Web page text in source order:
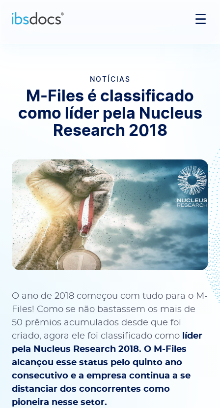
Pular para o conteúdo ☰
NOTÍCIAS
M-Files é classificado
como líder pela Nucleus
Research 2018
O ano de 2018 começou com tudo para o M-
Files! Como se não bastassem os mais de
50 prêmios acumulados desde que foi
criado, agora ele foi classificado como
líder
pela Nucleus Research 2018. O M-Files
alcançou esse status pelo quinto ano
consecutivo e a empresa continua a se
distanciar dos concorrentes como
pioneira nesse setor.